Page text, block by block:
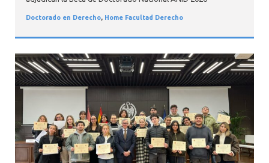
Doctorado en Derecho, Home Facultad Derecho